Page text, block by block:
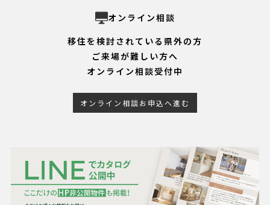
オンライン相談
移住を検討されている県外の方
ご来場が難しい方へ
オンライン相談受付中
オンライン相談お申込へ進む